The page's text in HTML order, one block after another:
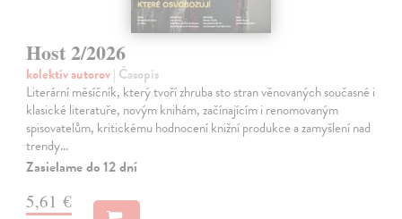
Host 2/2026
kolektív autorov| Časopis
Literární měsíčník, který tvoří zhruba sto stran věnovaných současné i
klasické literatuře, novým knihám, začínajícím i renomovaným
spisovatelům, kritickému hodnocení knižní produkce a zamyšlení nad
trendy…
Zasielame do 12 dní
5,61 €